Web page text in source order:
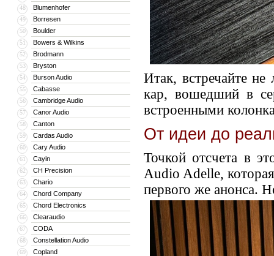
48 Blumenhofer
49 Borresen
50 Boulder
51 Bowers & Wilkins
52 Brodmann
53 Bryston
54 Burson Audio
55 Cabasse
56 Cambridge Audio
57 Canor Audio
58 Canton
59 Cardas Audio
60 Cary Audio
61 Cayin
62 CH Precision
63 Chario
64 Chord Company
65 Chord Electronics
66 Clearaudio
67 CODA
68 Constellation Audio
69 Copland
Итак, встречайте
кар, вошедший в
встроенными
От идеи до
Точкой отсчета в
Audio Adelle,
первого же анонса.